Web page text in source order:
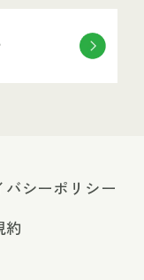
バシーポリシー
約